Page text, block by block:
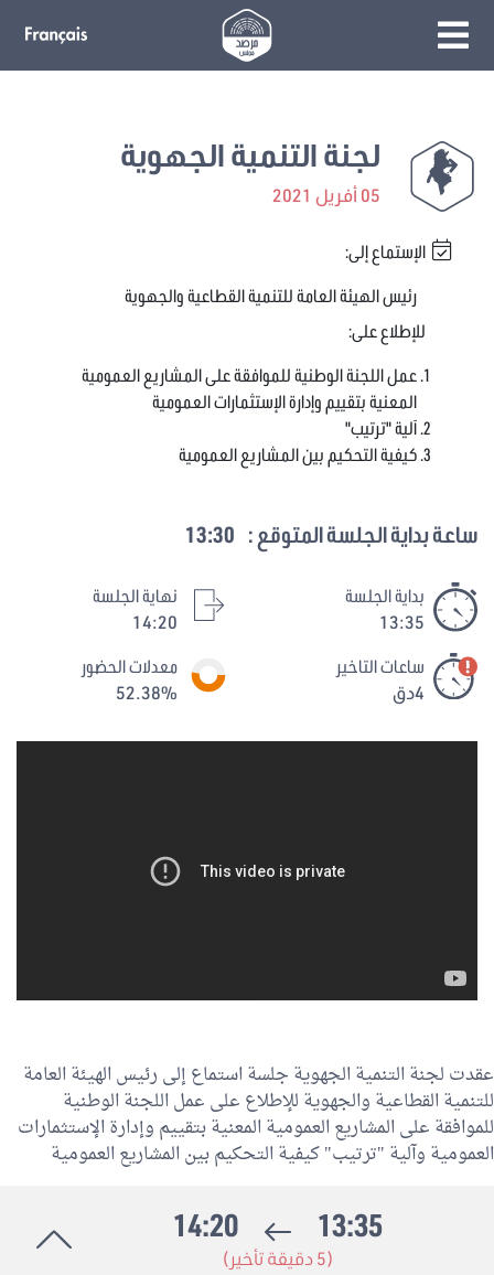
لجنة التنمية الجهوية
05 أفريل 2021
الإستماع إلى:
رئيس الهيئة العامة للتنمية القطاعية والجهوية
للإطلاع على:
عمل اللجنة الوطنية للموافقة على المشاريع العمومية
المعنية بتقييم وإدارة الإستثمارات العمومية
آلية "ترتيب"
كيفية التحكيم بين المشاريع العمومية
ساعة بداية الجلسة المتوقع : 13:30
بداية الجلسة
13:35
نهاية الجلسة
14:20
ساعات التاخير
4دق
معدلات الحضور
52.38%
عقدت لجنة التنمية الجهوية جلسة استماع إلى رئيس الهيئة العامة
للتنمية القطاعية والجهوية للإطلاع على عمل اللجنة الوطنية
للموافقة على المشاريع العمومية المعنية بتقييم وإدارة الإستثمارات
العمومية وآلية "ترتيب" كيفية التحكيم بين المشاريع العمومية
13:35
14:20
(5 دقيقة تأخير)